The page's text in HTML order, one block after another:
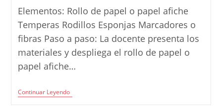
la
entrada:
Elementos: Rollo de papel o papel afiche
Temperas Rodillos Esponjas Marcadores o
fibras Paso a paso: La docente presenta los
materiales y despliega el rollo de papel o
papel afiche…
Continuar LeyendoActividad:
Valoración